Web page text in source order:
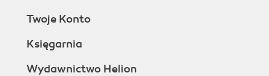
Twoje Konto
Księgarnia
Wydawnictwo Helion